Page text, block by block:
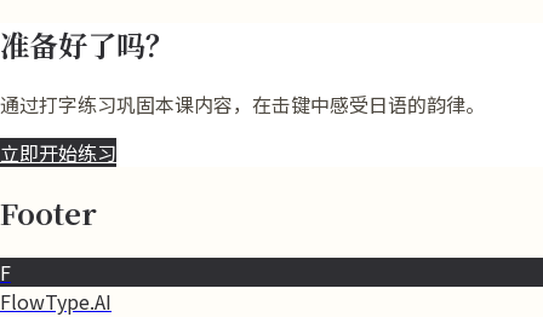
准备好了吗？
通过打字练习巩固本课内容，在击键中感受日语的韵律。
立即开始练习
Footer
F
FlowType.AI